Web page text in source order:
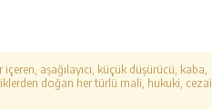
aşağılayıcı, küçük düşürücü, kaba,
doğan her türlü mali, hukuki, cezai,